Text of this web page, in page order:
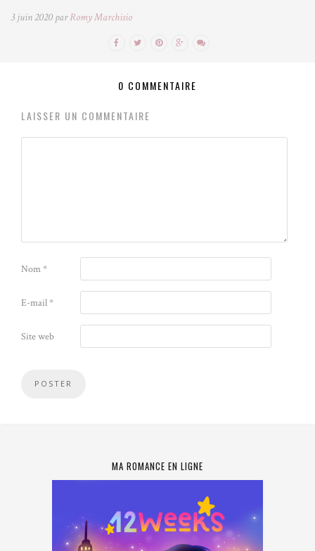
3 juin 2020 parRomy Marchisio
0 COMMENTAIRE
LAISSER UN COMMENTAIRE
Nom*
E-mail*
Site web
MA ROMANCE EN LIGNE